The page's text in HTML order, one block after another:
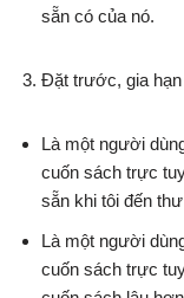
sẵn có của nó.
Đặt trước, gia
Là một người
cuốn sách trực
sẵn khi tôi đến
Là một người
cuốn sách trực